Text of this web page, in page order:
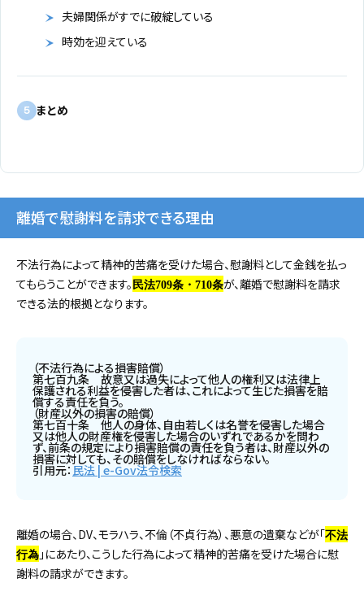
夫婦関係がすでに破綻している
時効を迎えている
5 まとめ
離婚で慰謝料を請求できる理由
不法行為によって精神的苦痛を受けた場合、慰謝料として金銭を払っ
てもらうことができます。 民法709条・710条が、離婚で慰謝料を請求
できる法的根拠となります。
（不法行為による損害賠償）
第七百九条 故意又は過失によって他人の権利又は法律上
保護される利益を侵害した者は、これによって生じた損害を賠
償する責任を負う。
（財産以外の損害の賠償）
第七百十条 他人の身体、自由若しくは名誉を侵害した場合
又は他人の財産権を侵害した場合のいずれであるかを問わ
ず、前条の規定により損害賠償の責任を負う者は、財産以外の
損害に対しても、その賠償をしなければならない。
引用元：民法 | e-Gov法令検索
離婚の場合、DV、モラハラ、不倫（不貞行為）、悪意の遺棄などが「不法
行為 」にあたり、こうした行為によって精神的苦痛を受けた場合に慰
謝料の請求ができます。